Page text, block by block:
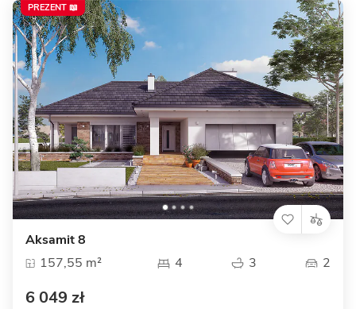
Aksamit 8
157,55 m²
4 3 2
6 049 zł
PREZENT 📖